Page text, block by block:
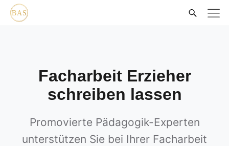
Facharbeit Erzieher
schreiben lassen
Promovierte Pädagogik-Experten
unterstützen Sie bei Ihrer Facharbeit